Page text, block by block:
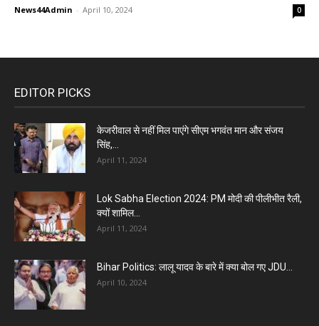
News44Admin - April 10, 2024 0
EDITOR PICKS
केजरीवाल से नहीं मिल पाएंगे सीएम भगवंत मान और संजय
सिंह,...
April 11, 2024
Lok Sabha Election 2024: PM मोदी की पीलीभीत रैली,
क्यों शामिल...
April 11, 2024
Bihar Politics: लालू यादव के बारे में क्या बोल गए JDU...
April 10, 2024